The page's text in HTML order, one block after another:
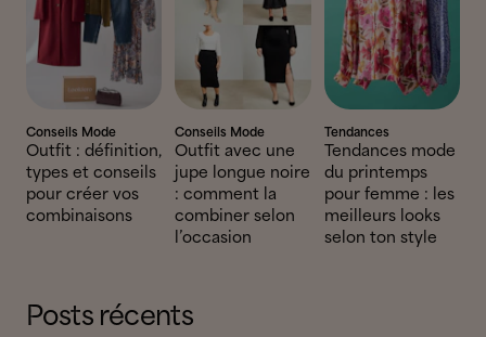
Conseils Mode
Outfit : définition,
types et conseils
pour créer vos
combinaisons
Conseils Mode
Outfit avec une
jupe longue noire
: comment la
combiner selon
l’occasion
Tendances
Tendances mode
du printemps
pour femme : les
meilleurs looks
selon ton style
Posts récents